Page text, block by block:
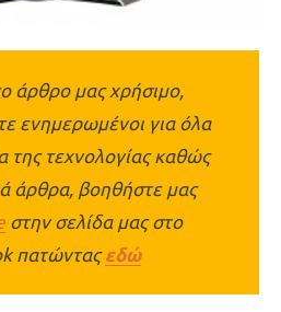
άρθρο μας χρήσιμο,
ενημερωμένοι για όλα
της τεχνολογίας καθώς
άρθρα, βοηθήστε μας
στην σελίδα μας στο
πατώνταςεδώ